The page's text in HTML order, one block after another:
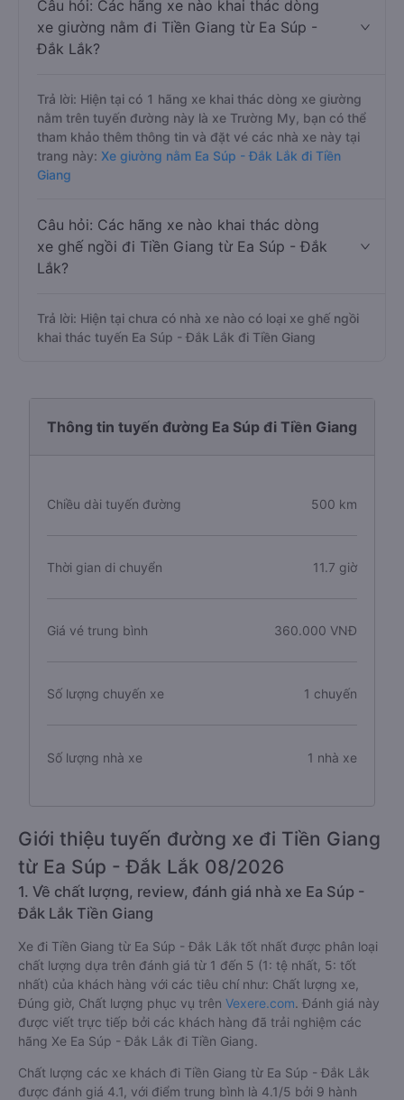
Câu hỏi: Các hãng xe nào khai thác dòng
xe giường nằm đi Tiền Giang từ Ea Súp -
Đắk Lắk?
Trả lời: Hiện tại có 1 hãng xe khai thác dòng xe giường
nằm trên tuyến đường này là xe Trường My, bạn có thể
tham khảo thêm thông tin và đặt vé các nhà xe này tại
trang này: Xe giường nằm Ea Súp - Đắk Lắk đi Tiền
Giang
Câu hỏi: Các hãng xe nào khai thác dòng
xe ghế ngồi đi Tiền Giang từ Ea Súp - Đắk
Lắk?
Trả lời: Hiện tại chưa có nhà xe nào có loại xe ghế ngồi
khai thác tuyến Ea Súp - Đắk Lắk đi Tiền Giang
Thông tin tuyến đường Ea Súp đi Tiền Giang
Chiều dài tuyến đường 500 km
Thời gian di chuyển 11.7 giờ
Giá vé trung bình 360.000 VNĐ
Số lượng chuyến xe 1 chuyến
Số lượng nhà xe 1 nhà xe
Giới thiệu tuyến đường xe đi Tiền Giang
từ Ea Súp - Đắk Lắk 08/2026
1. Về chất lượng, review, đánh giá nhà xe Ea Súp -
Đắk Lắk Tiền Giang
Xe đi Tiền Giang từ Ea Súp - Đắk Lắk tốt nhất được phân loại
chất lượng dựa trên đánh giá từ 1 đến 5 (1: tệ nhất, 5: tốt
nhất) của khách hàng với các tiêu chí như: Chất lượng xe,
Đúng giờ, Chất lượng phục vụ trên Vexere.com. Đánh giá này
được viết trực tiếp bởi các khách hàng đã trải nghiệm các
hãng Xe Ea Súp - Đắk Lắk đi Tiền Giang.
Chất lượng các xe khách đi Tiền Giang từ Ea Súp - Đắk Lắk
được đánh giá 4.1, với điểm trung bình là 4.1/5 bởi 9 hành